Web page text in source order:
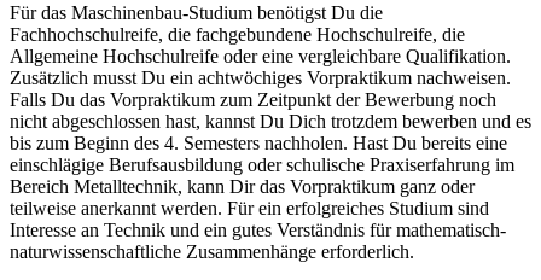
Für das Maschinenbau-Studium benötigst Du die
Fachhochschulreife, die fachgebundene Hochschulreife, die
Allgemeine Hochschulreife oder eine vergleichbare Qualifikation.
Zusätzlich musst Du ein achtwöchiges Vorpraktikum nachweisen.
Falls Du das Vorpraktikum zum Zeitpunkt der Bewerbung noch
nicht abgeschlossen hast, kannst Du Dich trotzdem bewerben und es
bis zum Beginn des 4. Semesters nachholen. Hast Du bereits eine
einschlägige Berufsausbildung oder schulische Praxiserfahrung im
Bereich Metalltechnik, kann Dir das Vorpraktikum ganz oder
teilweise anerkannt werden. Für ein erfolgreiches Studium sind
Interesse an Technik und ein gutes Verständnis für mathematisch-
naturwissenschaftliche Zusammenhänge erforderlich.